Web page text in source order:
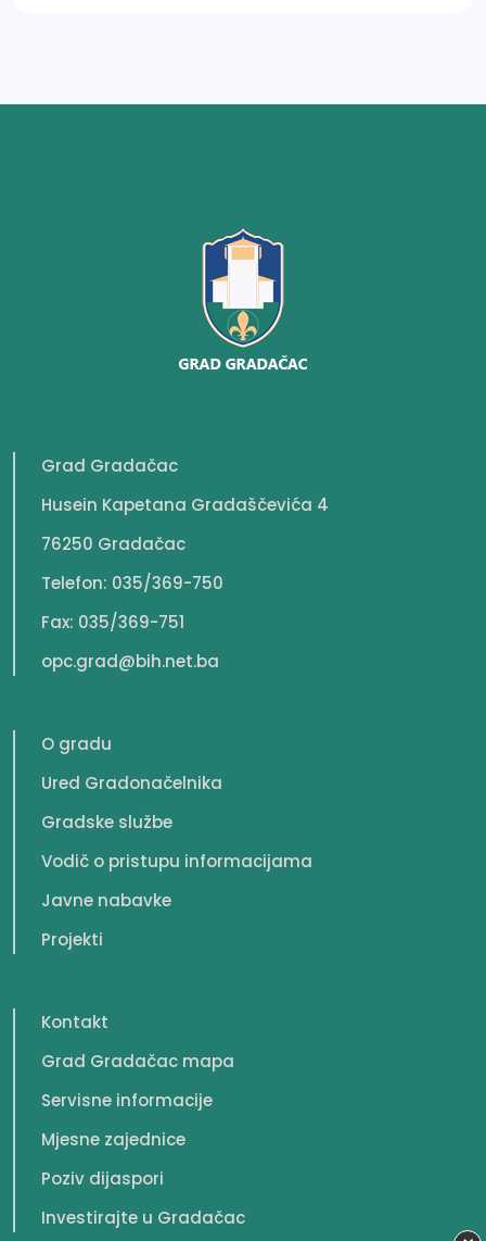
Grad Gradačac
Husein Kapetana Gradaščevića 4
76250 Gradačac
Telefon: 035/369-750
Fax: 035/369-751
opc.grad@bih.net.ba
O gradu
Ured Gradonačelnika
Gradske službe
Vodič o pristupu informacijama
Javne nabavke
Projekti
Kontakt
Grad Gradačac mapa
Servisne informacije
Mjesne zajednice
Poziv dijaspori
Investirajte u Gradačac